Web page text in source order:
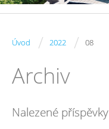
Úvod / 2022 / 08
Archiv
Nalezené příspěvky